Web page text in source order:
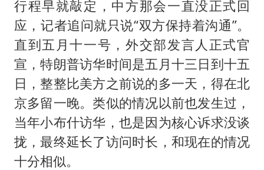
行程早就敲定，中方那会一直没正式回
应，记者追问就只说“双方保持着沟通”。
直到五月十一号，外交部发言人正式官
宣，特朗普访华时间是五月十三日到十五
日，整整比美方之前说的多一天，得在北
京多留一晚。类似的情况以前也发生过，
当年小布什访华，也是因为核心诉求没谈
拢，最终延长了访问时长，和现在的情况
十分相似。